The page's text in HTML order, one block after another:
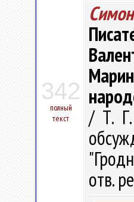
342
полный
текст
/ Т. Г.
отв.